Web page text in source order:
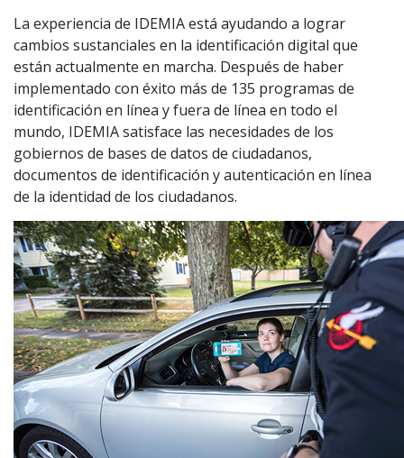
La experiencia de IDEMIA está ayudando a lograr
cambios sustanciales en la identificación digital que
están actualmente en marcha. Después de haber
implementado con éxito más de 135 programas de
identificación en línea y fuera de línea en todo el
mundo, IDEMIA satisface las necesidades de los
gobiernos de bases de datos de ciudadanos,
documentos de identificación y autenticación en línea
de la identidad de los ciudadanos.